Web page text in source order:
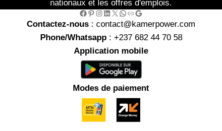
nationaux et les offres d'emplois.
Facebook Pinterest Instagram LinkedIn X WhatsApp Link Google
Contactez-nous : contact@kamerpower.com
Phone/Whatsapp: +237 682 44 70 58
Application mobile
Modes de paiement